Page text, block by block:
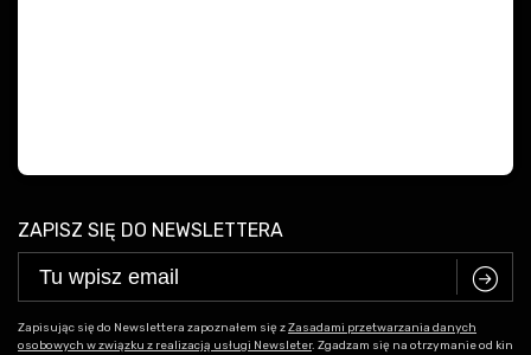
ZAPISZ SIĘ DO NEWSLETTERA
C
Zapisując się do Newslettera zapoznałem się zZasadami przetwarzania danych
osobowych w związku z realizacją usługi Newsleter. Zgadzam się na otrzymanie od kin